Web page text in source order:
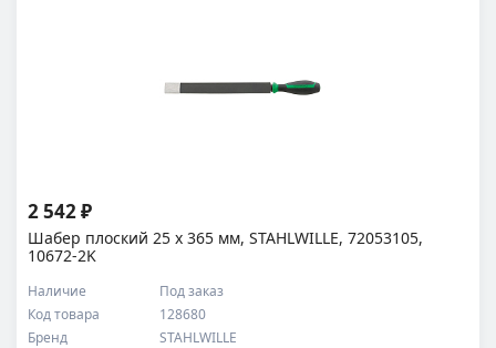
Шабер плоский 25 х 365 мм, STAHLWILLE, 72053105,
10672-2K
Код товара 128680
Наличие Под заказ
Бренд STAHLWILLE
2 542 ₽